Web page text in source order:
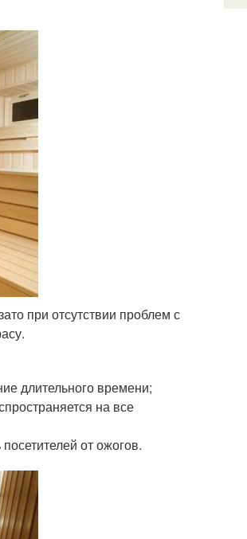
при отсутствии проблем с
длительного времени;
на все
от ожогов.